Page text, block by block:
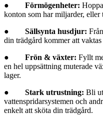
● Förmögenheter:
konton som har miljarder,
● Sällsynta husdjur:
din trädgård kommer att
● Frön & växter: Fyllt
en hel uppsättning muterade
lager.
● Stark utrustning: Bli
vattenspridarsystemen och
enkelt att sköta din trädgård.